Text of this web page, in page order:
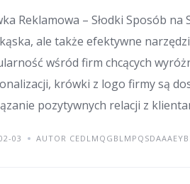
Reklamowa – Słodki Sposób
ale także efektywne
wśród firm chcących
krówki z logo firmy są
pozytywnych relacji z
03 AUTOR